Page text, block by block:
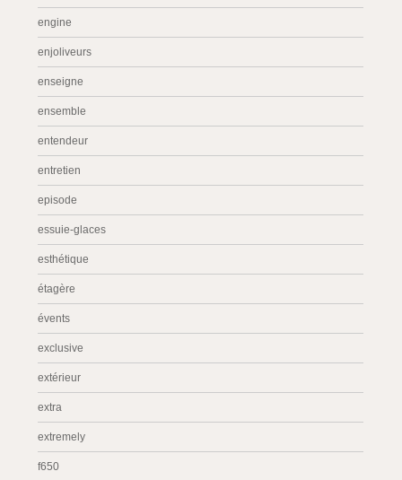
engine
enjoliveurs
enseigne
ensemble
entendeur
entretien
episode
essuie-glaces
esthétique
étagère
évents
exclusive
extérieur
extra
extremely
f650